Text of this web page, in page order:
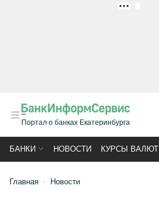
Портал о банках Екатеринбурга
БАНКИ НОВОСТИ КУРСЫ ВАЛЮТ
Главная Новости